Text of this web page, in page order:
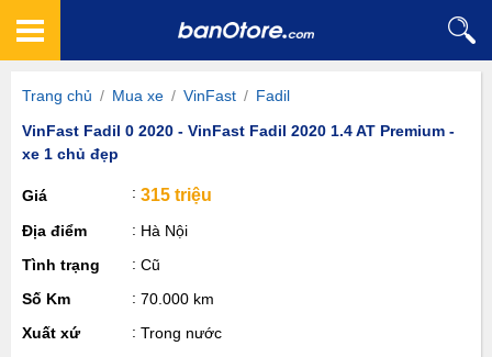
Trang chủ / Mua xe / VinFast / Fadil
VinFast Fadil 0 2020 - VinFast Fadil 2020 1.4 AT Premium -
xe 1 chủ đẹp
Giá 315 triệu
Địa điểm
Hà Nội
Tình trạng
Cũ
Số Km
70.000 km
Xuất xứ
Trong nước